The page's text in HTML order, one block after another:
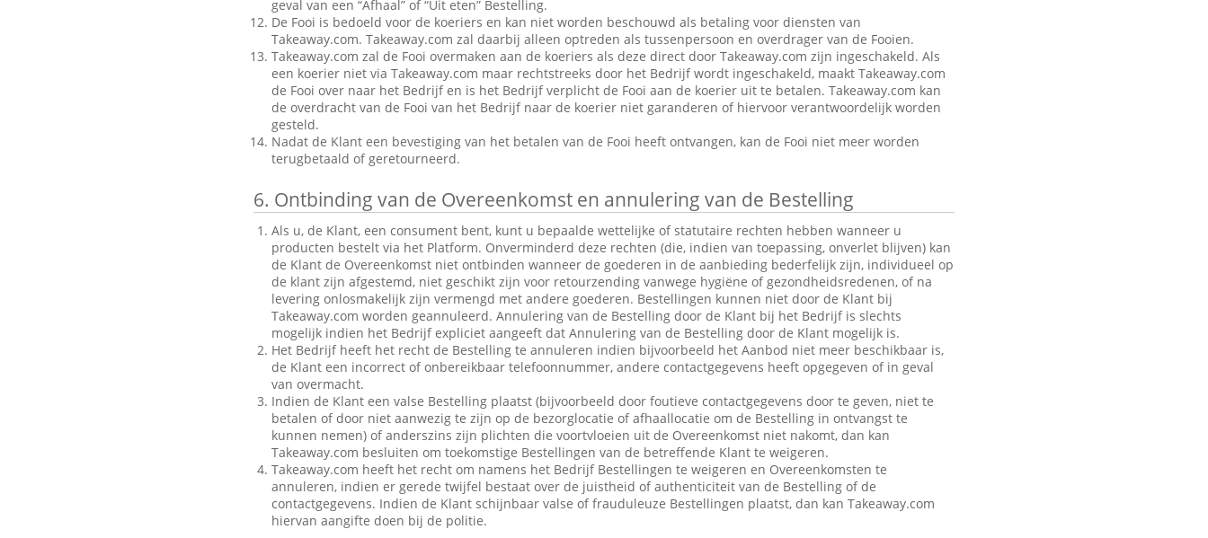
geval van een “Afhaal” of “Uit eten” Bestelling.
De Fooi is bedoeld voor de koeriers en kan niet worden beschouwd als betaling voor diensten van
Takeaway.com. Takeaway.com zal daarbij alleen optreden als tussenpersoon en overdrager van de Fooien.
Takeaway.com zal de Fooi overmaken aan de koeriers als deze direct door Takeaway.com zijn ingeschakeld. Als
een koerier niet via Takeaway.com maar rechtstreeks door het Bedrijf wordt ingeschakeld, maakt Takeaway.com
de Fooi over naar het Bedrijf en is het Bedrijf verplicht de Fooi aan de koerier uit te betalen. Takeaway.com kan
de overdracht van de Fooi van het Bedrijf naar de koerier niet garanderen of hiervoor verantwoordelijk worden
gesteld.
Nadat de Klant een bevestiging van het betalen van de Fooi heeft ontvangen, kan de Fooi niet meer worden
terugbetaald of geretourneerd.
6. Ontbinding van de Overeenkomst en annulering van de Bestelling
Als u, de Klant, een consument bent, kunt u bepaalde wettelijke of statutaire rechten hebben wanneer u
producten bestelt via het Platform. Onverminderd deze rechten (die, indien van toepassing, onverlet blijven) kan
de Klant de Overeenkomst niet ontbinden wanneer de goederen in de aanbieding bederfelijk zijn, individueel op
de klant zijn afgestemd, niet geschikt zijn voor retourzending vanwege hygiëne of gezondheidsredenen, of na
levering onlosmakelijk zijn vermengd met andere goederen. Bestellingen kunnen niet door de Klant bij
Takeaway.com worden geannuleerd. Annulering van de Bestelling door de Klant bij het Bedrijf is slechts
mogelijk indien het Bedrijf expliciet aangeeft dat Annulering van de Bestelling door de Klant mogelijk is.
Het Bedrijf heeft het recht de Bestelling te annuleren indien bijvoorbeeld het Aanbod niet meer beschikbaar is,
de Klant een incorrect of onbereikbaar telefoonnummer, andere contactgegevens heeft opgegeven of in geval
van overmacht.
Indien de Klant een valse Bestelling plaatst (bijvoorbeeld door foutieve contactgegevens door te geven, niet te
betalen of door niet aanwezig te zijn op de bezorglocatie of afhaallocatie om de Bestelling in ontvangst te
kunnen nemen) of anderszins zijn plichten die voortvloeien uit de Overeenkomst niet nakomt, dan kan
Takeaway.com besluiten om toekomstige Bestellingen van de betreffende Klant te weigeren.
Takeaway.com heeft het recht om namens het Bedrijf Bestellingen te weigeren en Overeenkomsten te
annuleren, indien er gerede twijfel bestaat over de juistheid of authenticiteit van de Bestelling of de
contactgegevens. Indien de Klant schijnbaar valse of frauduleuze Bestellingen plaatst, dan kan Takeaway.com
hiervan aangifte doen bij de politie.